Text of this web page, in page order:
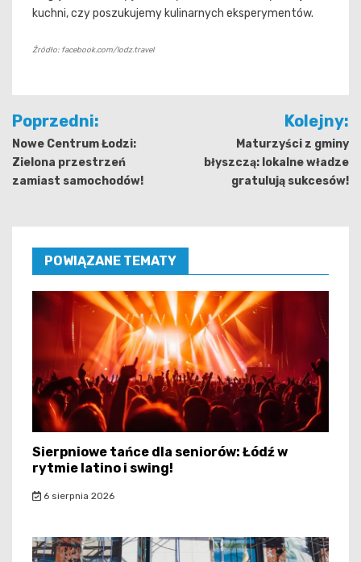
kuchni, czy poszukujemy kulinarnych eksperymentów.
Źródło: facebook.com/lodz.travel
Nawigacja
wpisu
Poprzedni:
Nowe Centrum Łodzi:
Zielona przestrzeń
zamiast samochodów!
Kolejny:
Maturzyści z gminy
błyszczą: lokalne władze
gratulują sukcesów!
POWIĄZANE TEMATY
Sierpniowe tańce dla seniorów: Łódź w
rytmie latino i swing!
6 sierpnia 2026